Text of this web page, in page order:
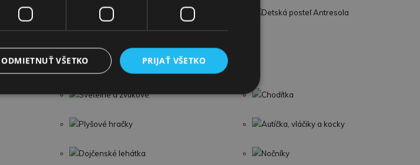
Detská posteľ Dallas Detská posteľ Antresola
Svetelné a zvukové Chodítka
Plyšové hračky Autíčka, vláčiky a kocky
Dojčenské lehátka Nočníky
PRIJAŤ VŠETKO
ODMIETNUŤ VŠETKO